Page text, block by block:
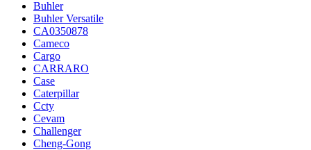
Buhler
Buhler Versatile
CA0350878
Cameco
Cargo
CARRARO
Case
Caterpillar
Ccty
Cevam
Challenger
Cheng-Gong